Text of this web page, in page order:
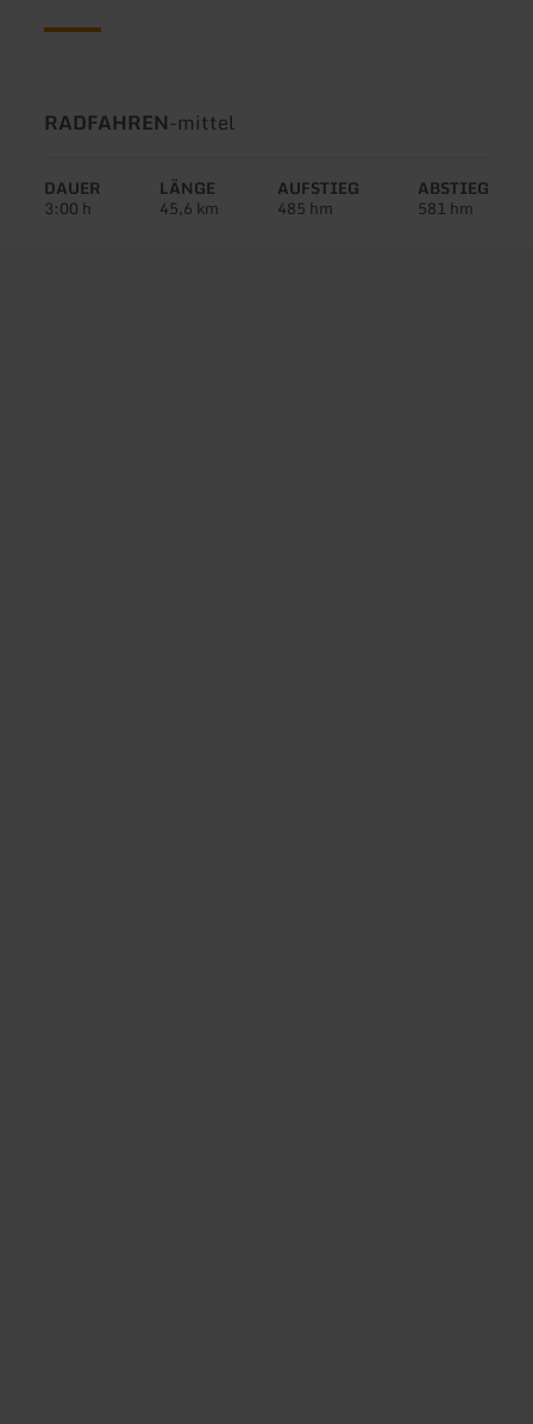
Art
Tour:
RADFAHREN-Schwierigkeit:
mittel
DAUER
3:00 h
LÄNGE
45,6 km
AUFSTIEG
485 hm
ABSTIEG
581 hm